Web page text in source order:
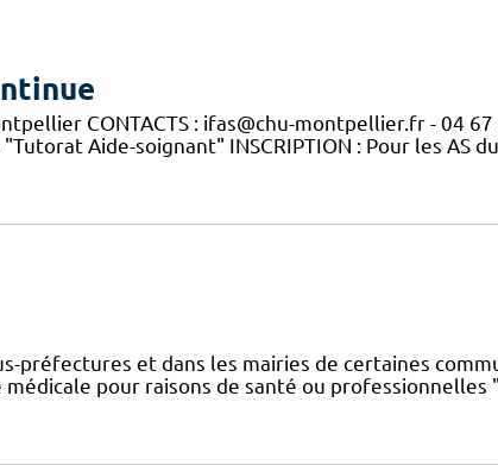
CONTACTS : ifas@chu-montpellier.fr - 04 67
Aide-soignant" INSCRIPTION : Pour les AS
préfectures et dans les mairies de certaines
pour raisons de santé ou professionnelles